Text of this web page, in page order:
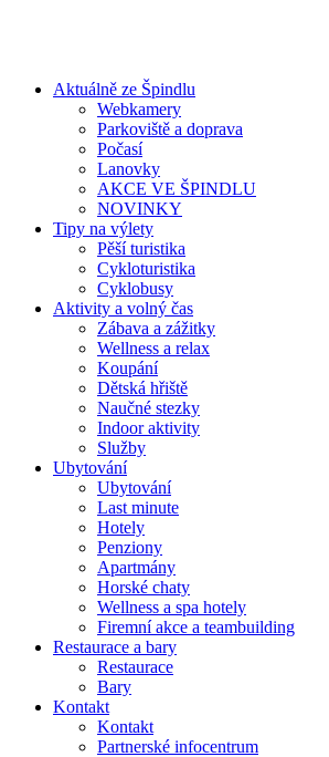
Aktuálně ze Špindlu
Webkamery
Parkoviště a doprava
Počasí
Lanovky
AKCE VE ŠPINDLU
NOVINKY
Tipy na výlety
Pěší turistika
Cykloturistika
Cyklobusy
Aktivity a volný čas
Zábava a zážitky
Wellness a relax
Koupání
Dětská hřiště
Naučné stezky
Indoor aktivity
Služby
Ubytování
Ubytování
Last minute
Hotely
Penziony
Apartmány
Horské chaty
Wellness a spa hotely
Firemní akce a teambuilding
Restaurace a bary
Restaurace
Bary
Kontakt
Kontakt
Partnerské infocentrum